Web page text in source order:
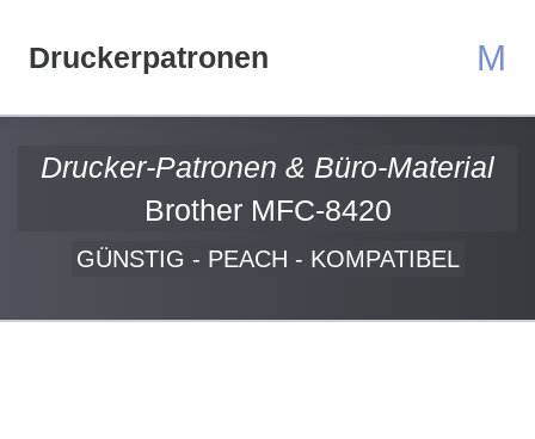
Druckerpatronen M
Drucker-Patronen & Büro-Material
Brother MFC-8420
GÜNSTIG - PEACH - KOMPATIBEL